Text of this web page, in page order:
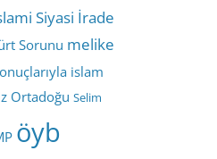
Siyasi İrade
Sorunu melike
islam
Ortadoğu Selim
öyb